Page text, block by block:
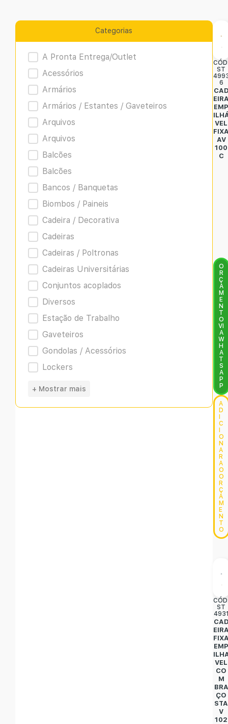
Categorias
Product Archive
A Pronta Entrega/Outlet
Acessórios
Armários
Armários / Estantes / Gaveteiros
Arquivos
Arquivos
Balcões
Balcões
Bancos / Banquetas
Biombos / Paineis
Cadeira / Decorativa
Cadeiras
Cadeiras / Poltronas
Cadeiras Universitárias
Conjuntos acoplados
Diversos
Estação de Trabalho
Gaveteiros
Gondolas / Acessórios
Lockers
+ Mostrar mais
ST
6
VEL
AV
100
C
O
R
Ç
A
M
E
N
T
O
VI
A
W
H
A
T
S
A
P
P
A
D
C
O
N
A
R
A
O
O
R
Ç
A
M
E
N
T
O
ST
VEL
CO
M
BRA
ÇO
STA
V
102